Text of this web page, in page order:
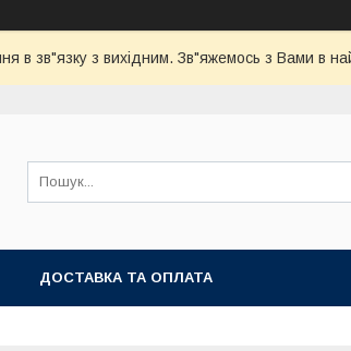
в зв"язку з вихідним. Зв"яжемось з Вами в
ДОСТАВКА ТА ОПЛАТА